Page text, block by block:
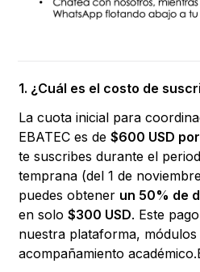
1. ¿Cuál es el costo de
La cuota inicial para
EBATEC es de$600 USD
te suscribes durante el
temprana (del 1 de
puedes obtener un 50% de
en solo$300 USD. Este
nuestra plataforma,
acompañamiento